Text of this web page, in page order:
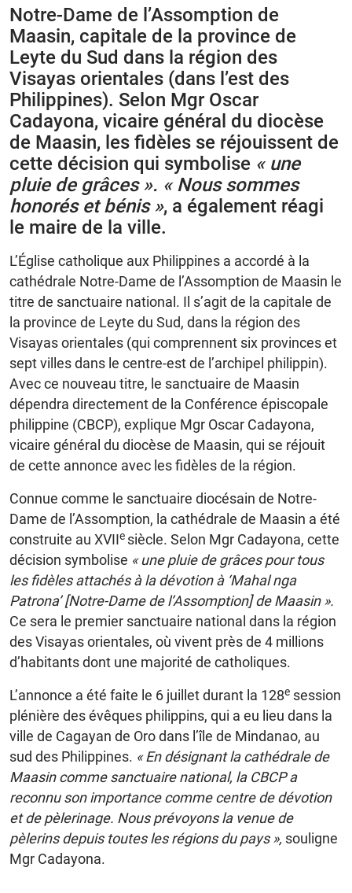
Notre-Dame de l’Assomption de
Maasin, capitale de la province de
Leyte du Sud dans la région des
Visayas orientales (dans l’est des
Philippines). Selon Mgr Oscar
Cadayona, vicaire général du diocèse
de Maasin, les fidèles se réjouissent de
cette décision qui symbolise « une
pluie de grâces ». « Nous sommes
honorés et bénis », a également réagi
le maire de la ville.
L’Église catholique aux Philippines a accordé à la
cathédrale Notre-Dame de l’Assomption de Maasin le
titre de sanctuaire national. Il s’agit de la capitale de
la province de Leyte du Sud, dans la région des
Visayas orientales (qui comprennent six provinces et
sept villes dans le centre-est de l’archipel philippin).
Avec ce nouveau titre, le sanctuaire de Maasin
dépendra directement de la Conférence épiscopale
philippine (CBCP), explique Mgr Oscar Cadayona,
vicaire général du diocèse de Maasin, qui se réjouit
de cette annonce avec les fidèles de la région.
Connue comme le sanctuaire diocésain de Notre-
Dame de l’Assomption, la cathédrale de Maasin a été
construite au XVIIe siècle. Selon Mgr Cadayona, cette
décision symbolise « une pluie de grâces pour tous
les fidèles attachés à la dévotion à ‘Mahal nga
Patrona’ [Notre-Dame de l’Assomption] de Maasin ».
Ce sera le premier sanctuaire national dans la région
des Visayas orientales, où vivent près de 4 millions
d’habitants dont une majorité de catholiques.
L’annonce a été faite le 6 juillet durant la 128e session
plénière des évêques philippins, qui a eu lieu dans la
ville de Cagayan de Oro dans l’île de Mindanao, au
sud des Philippines. « En désignant la cathédrale de
Maasin comme sanctuaire national, la CBCP a
reconnu son importance comme centre de dévotion
et de pèlerinage. Nous prévoyons la venue de
pèlerins depuis toutes les régions du pays », souligne
Mgr Cadayona.